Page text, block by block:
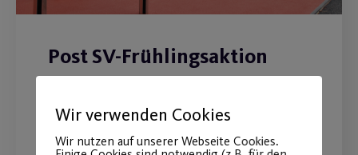
Post SV-Frühlingsaktion
Jetzt anmelden und bis Ende Mai
kostenlos trainieren.
Wir verwenden Cookies
Wir nutzen auf unserer Webseite Cookies.